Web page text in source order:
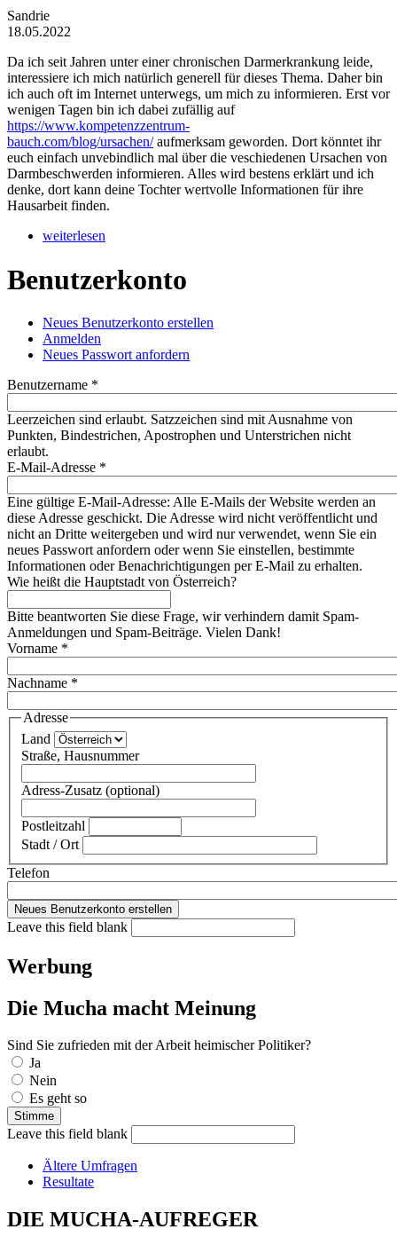
Sandrie
18.05.2022
Da ich seit Jahren unter einer chronischen Darmerkrankung leide,
interessiere ich mich natürlich generell für dieses Thema. Daher bin
ich auch oft im Internet unterwegs, um mich zu informieren. Erst vor
wenigen Tagen bin ich dabei zufällig auf
https://www.kompetenzzentrum-
bauch.com/blog/ursachen/aufmerksam geworden. Dort könntet ihr
euch einfach unvebindlich mal über die veschiedenen Ursachen von
Darmbeschwerden informieren. Alles wird bestens erklärt und ich
denke, dort kann deine Tochter wertvolle Informationen für ihre
Hausarbeit finden.
weiterlesen
Benutzerkonto
Haupt-Reiter
Neues Benutzerkonto erstellen
Anmelden
Neues Passwort anfordern
Benutzername *
Leerzeichen sind erlaubt. Satzzeichen sind mit Ausnahme von
Punkten, Bindestrichen, Apostrophen und Unterstrichen nicht
erlaubt.
E-Mail-Adresse *
Eine gültige E-Mail-Adresse: Alle E-Mails der Website werden an
diese Adresse geschickt. Die Adresse wird nicht veröffentlicht und
nicht an Dritte weitergeben und wird nur verwendet, wenn Sie ein
neues Passwort anfordern oder wenn Sie einstellen, bestimmte
Informationen oder Benachrichtigungen per E-Mail zu erhalten.
Wie heißt die Hauptstadt von Österreich?
Bitte beantworten Sie diese Frage, wir verhindern damit Spam-
Anmeldungen und Spam-Beiträge. Vielen Dank!
Vorname *
Nachname *
Adresse
Land
Straße, Hausnummer
Adress-Zusatz (optional)
Postleitzahl
Stadt / Ort
Telefon
Leave this field blank
Werbung
Die Mucha macht Meinung
Sind Sie zufrieden mit der Arbeit heimischer Politiker?
Auswahlmöglichkeiten
Ja
Nein
Es geht so
Leave this field blank
Ältere Umfragen
Resultate
DIE MUCHA-AUFREGER